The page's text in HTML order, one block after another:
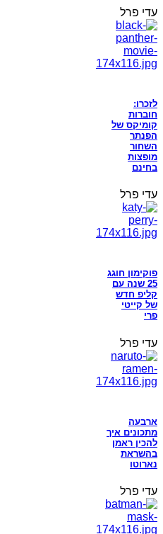
עדי פרל
לזכרו:
חוברות
קומיקס של
הפנתר
השחור
מופצות
בחינם
עדי פרל
פוקימון חוגג
25 שנה עם
קליפ חדש
של קייטי
פרי
עדי פרל
ארבעה
מתכונים איך
להכין ראמן
בהשראת
נארוטו
עדי פרל